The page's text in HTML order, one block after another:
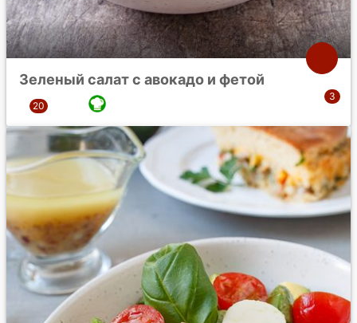
Зеленый салат с авокадо и фетой